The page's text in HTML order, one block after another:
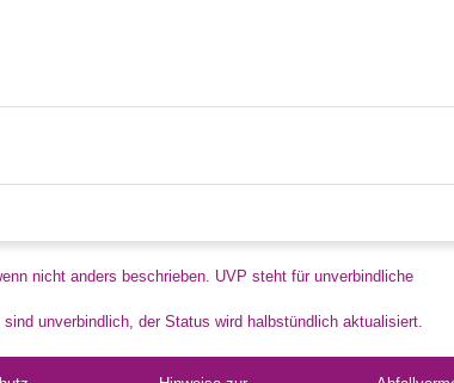
nicht anders beschrieben. UVP steht für unverbindliche
unverbindlich, der Status wird halbstündlich aktualisiert.